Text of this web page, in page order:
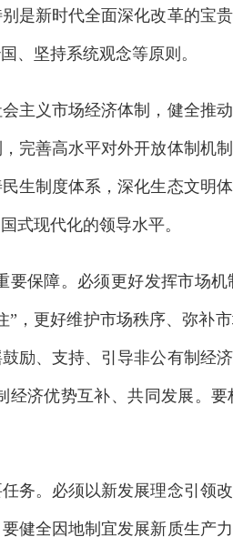
新时代全面深化改革的宝
、坚持系统观念等原则。
义市场经济体制，健全推动
完善高水平对外开放体制机
生制度体系，深化生态文明
式现代化的领导水平。
障。必须更好发挥市场机
，更好维护市场秩序、弥补
励、支持、引导非公有制经
济优势互补、共同发展。
。必须以新发展理念引领
健全因地制宜发展新质生产